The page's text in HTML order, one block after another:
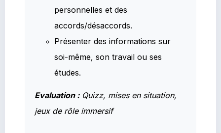
personnelles et des
accords/désaccords.
Présenter des informations sur
soi-même, son travail ou ses
études.
Evaluation :Quizz, mises en situation,
jeux de rôle immersif